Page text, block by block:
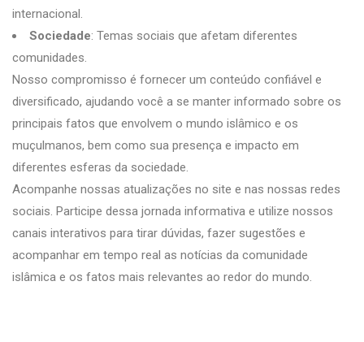
internacional.
Sociedade: Temas sociais que afetam diferentes
comunidades.
Nosso compromisso é fornecer um conteúdo confiável e
diversificado, ajudando você a se manter informado sobre os
principais fatos que envolvem o mundo islâmico e os
muçulmanos, bem como sua presença e impacto em
diferentes esferas da sociedade.
Acompanhe nossas atualizações no site e nas nossas redes
sociais. Participe dessa jornada informativa e utilize nossos
canais interativos para tirar dúvidas, fazer sugestões e
acompanhar em tempo real as notícias da comunidade
islâmica e os fatos mais relevantes ao redor do mundo.